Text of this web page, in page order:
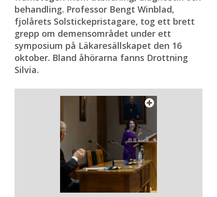
behandling. Professor Bengt Winblad,
fjolårets Solstickepristagare, tog ett brett
grepp om demensområdet under ett
symposium på Läkaresällskapet den 16
oktober. Bland åhörarna fanns Drottning
Silvia.